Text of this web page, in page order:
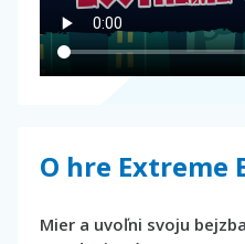
O hre Extreme
Mier a uvoľni svoju